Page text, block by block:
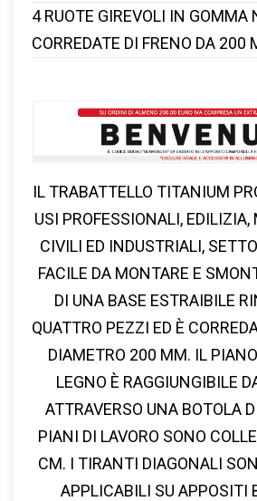
4 RUOTE GIREVOLI IN GOMMA
CORREDATE DI FRENO DA 200
IL TRABATTELLO TITANIUM
USI PROFESSIONALI,
CIVILI ED INDUSTRIALI,
FACILE DA MONTARE E
DI UNA BASE ESTRAIBILE
QUATTRO PEZZI ED È
DIAMETRO 200 MM. IL
LEGNO È RAGGIUNGIBILE
ATTRAVERSO UNA BOTOLA
PIANI DI LAVORO SONO
CM. I TIRANTI DIAGONALI
APPLICABILI SU APPOSITI